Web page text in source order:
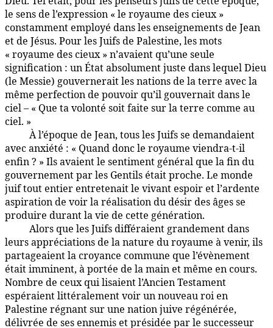
le sens de l’expression « le royaume des cieux »
constamment employé dans les enseignements de Jean
et de Jésus. Pour les Juifs de Palestine, les mots
« royaume des cieux » n’avaient qu’une seule
signification : un État absolument juste dans lequel Dieu
(le Messie) gouvernerait les nations de la terre avec la
même perfection de pouvoir qu’il gouvernait dans le
ciel – « Que ta volonté soit faite sur la terre comme au
ciel. »
À l’époque de Jean, tous les Juifs se demandaient
avec anxiété : « Quand donc le royaume viendra-t-il
enfin ? » Ils avaient le sentiment général que la fin du
gouvernement par les Gentils était proche. Le monde
juif tout entier entretenait le vivant espoir et l’ardente
aspiration de voir la réalisation du désir des âges se
produire durant la vie de cette génération.
Alors que les Juifs différaient grandement dans
leurs appréciations de la nature du royaume à venir, ils
partageaient la croyance commune que l’évènement
était imminent, à portée de la main et même en cours.
Nombre de ceux qui lisaient l’Ancien Testament
espéraient littéralement voir un nouveau roi en
Palestine régnant sur une nation juive régénérée,
délivrée de ses ennemis et présidée par le successeur